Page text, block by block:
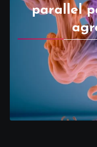
parallel